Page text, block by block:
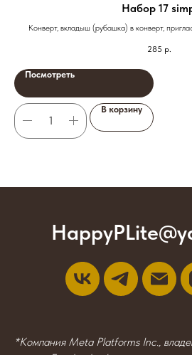
Набор 17
Конверт, вкладыш (рубашка) в конверт,
285 р.
Посмотреть
В корзину
*Компания Meta Platforms Inc.,